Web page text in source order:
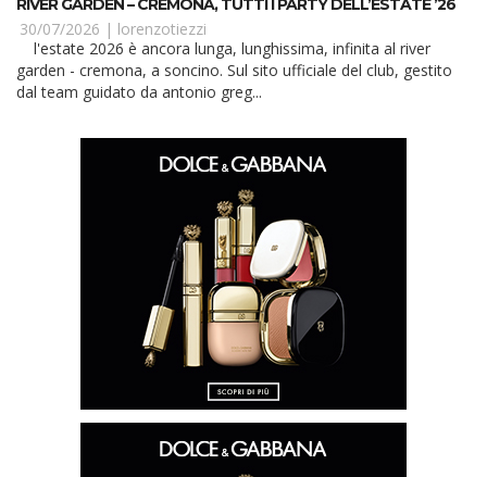
RIVER GARDEN – CREMONA, TUTTI I PARTY DELL’ESTATE ’26
30/07/2026 | lorenzotiezzi
garden - cremona, a soncino. Sul sito ufficiale del club, gestito
dal team guidato da antonio greg...